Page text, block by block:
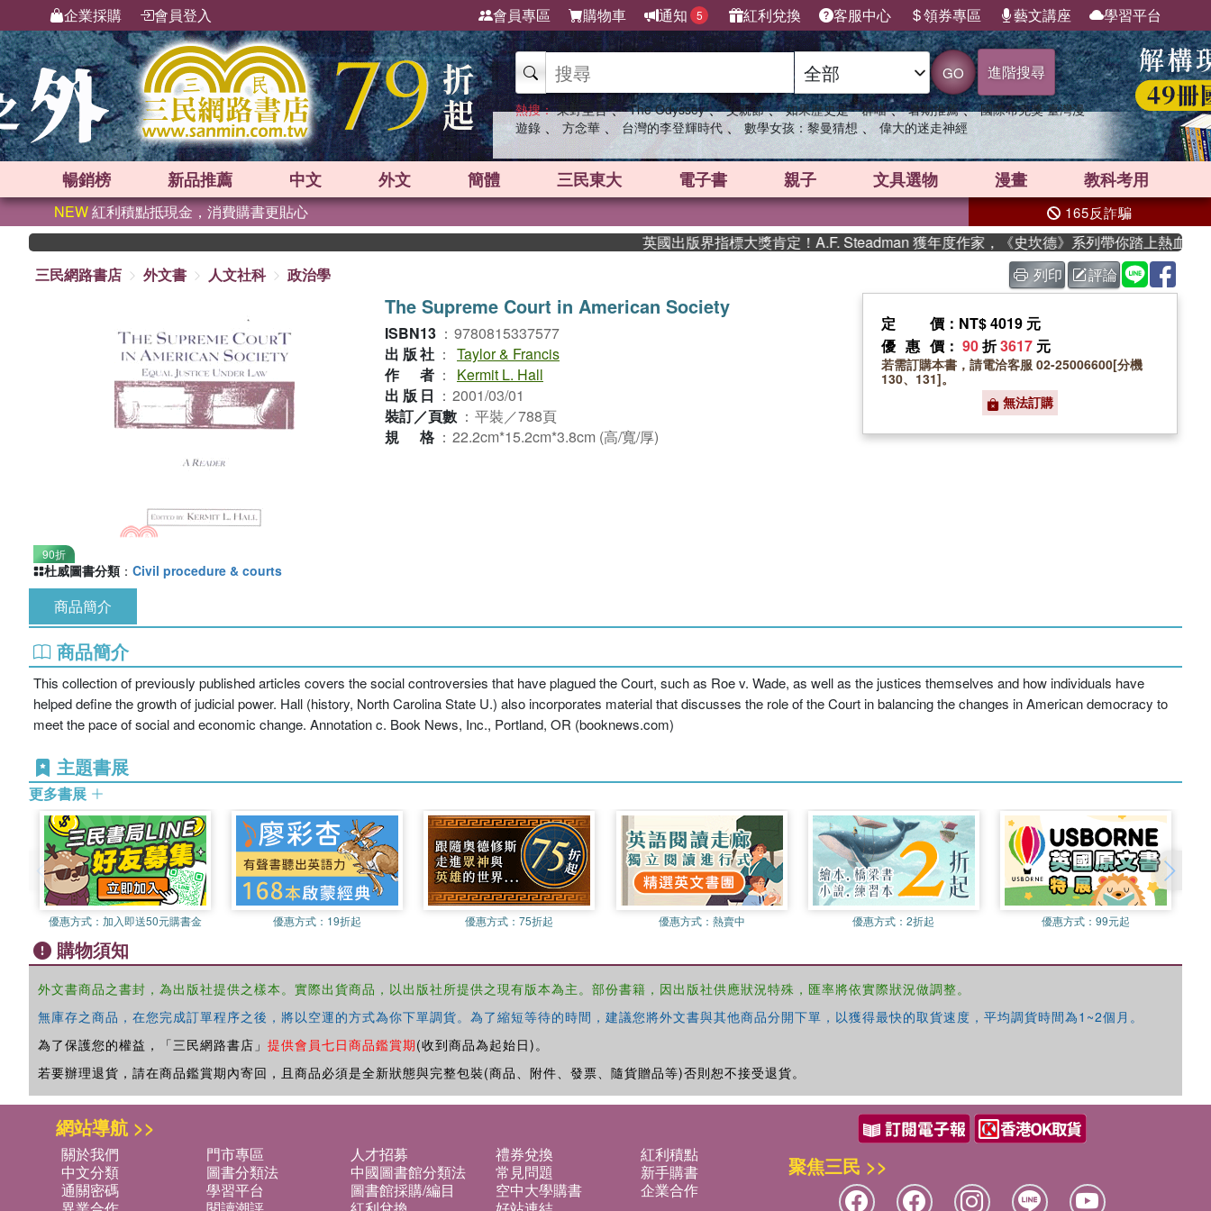
企業採購 會員登入 會員專區 購物車 通知 5 紅利兌換 客服中心 領券專區 藝文講座 學習平台
GO 進階搜尋
熱搜： 東野圭吾 、 The Odyssey 、 父親節 、 如果歷史是一群喵 、 暑期推薦 、 國際布克獎 臺灣漫
遊錄 、 方念華 、 台灣的李登輝時代 、 數學女孩：黎曼猜想 、 偉大的迷走神經
暢銷榜 新品推薦 中文 外文 簡體 三民東大 電子書 親子 文具選物 漫畫 教科考用
NEW紅利積點抵現金，消費購書更貼心 165反詐騙
英國出版界指標大獎肯定！A.F. Steadman 獲年度作家，《史坎德》系列帶你踏上熱血奇幻旅
三民網路書店
外文書 人文社科 政治學 列印 評論
90折
The Supreme Court in American Society
ISBN13 ： 9780815337577
出版社 ： Taylor & Francis
作者 ：
Kermit L. Hall
出版日 ： 2001/03/01
裝訂／頁數 ： 平裝／788頁
規格 ： 22.2cm*15.2cm*3.8cm (高/寬/厚)
定價 ：NT$ 4019 元
優惠價 ： 90折3617 元
若需訂購本書，請電洽客服 02-25006600[分機
130、131]。
無法訂購
杜威圖書分類 ： Civil procedure & courts
商品簡介
商品簡介
This collection of previously published articles covers the social controversies that have plagued the Court, such as Roe v. Wade, as well as the justices themselves and how individuals have
helped define the growth of judicial power. Hall (history, North Carolina State U.) also incorporates material that discusses the role of the Court in balancing the changes in American democracy to
meet the pace of social and economic change. Annotation c. Book News, Inc., Portland, OR (booknews.com)
主題書展
更多書展
優惠方式： 加入即送50元購書金 優惠方式： 19折起 優惠方式：75折起 優惠方式： 熱賣中 優惠方式：2折起 優惠方式：99元起
購物須知
外文書商品之書封，為出版社提供之樣本。實際出貨商品，以出版社所提供之現有版本為主。部份書籍，因出版社供應狀況特殊，匯率將依實際狀況做調整。
無庫存之商品，在您完成訂單程序之後，將以空運的方式為你下單調貨。為了縮短等待的時間，建議您將外文書與其他商品分開下單，以獲得最快的取貨速度，平均調貨時間為1~2個月。
為了保護您的權益，「三民網路書店」 提供會員七日商品鑑賞期(收到商品為起始日)。
若要辦理退貨，請在商品鑑賞期內寄回，且商品必須是全新狀態與完整包裝(商品、附件、發票、隨貨贈品等)否則恕不接受退貨。
網站導航 >>
關於我們 門市專區 人才招募 禮券兌換
紅利積點
中文分類
圖書分類法 中國圖書館分類法 常見問題
新手購書
通關密碼
學習平台 圖書館採購/編目 空中大學購書
企業合作
聚焦三民 >>